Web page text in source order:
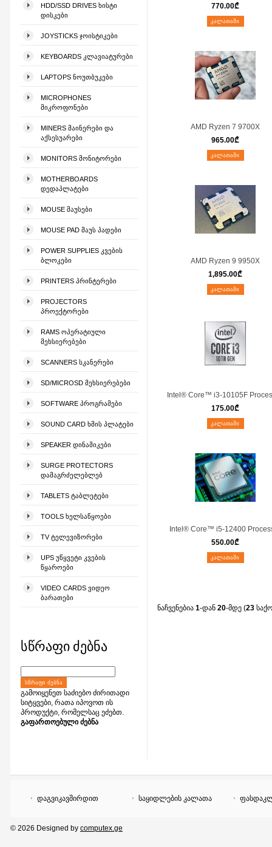
HDD/SSD DRIVES ᲮᲘᲡᲢᲘ
ᲓᲘᲡᲙᲔᲑᲘ
JOYSTICKS ᲯᲝᲘᲡᲢᲘᲙᲔᲑᲘ
KEYBOARDS ᲙᲚᲐᲕᲘᲐᲢᲣᲠᲔᲑᲘ
LAPTOPS ᲜᲝᲣᲗᲑᲣᲙᲔᲑᲘ
MICROPHONES
ᲛᲘᲙᲠᲝᲤᲝᲜᲔᲑᲘ
MINERS ᲛᲐᲘᲜᲔᲠᲔᲑᲘ ᲓᲐ
ᲐᲥᲡᲔᲡᲣᲐᲠᲔᲑᲘ
MONITORS ᲛᲝᲜᲘᲢᲝᲠᲔᲑᲘ
MOTHERBOARDS
ᲓᲔᲓᲐᲞᲚᲐᲢᲔᲑᲘ
MOUSE ᲛᲐᲣᲡᲔᲑᲘ
MOUSE PAD ᲛᲐᲣᲡ ᲞᲐᲓᲔᲑᲘ
POWER SUPPLIES ᲙᲕᲔᲑᲘᲡ
ᲑᲚᲝᲙᲔᲑᲘ
PRINTERS ᲞᲠᲘᲜᲢᲔᲠᲔᲑᲘ
PROJECTORS
ᲞᲠᲝᲔᲥᲢᲝᲠᲔᲑᲘ
RAMS ᲝᲞᲔᲠᲐᲢᲘᲣᲚᲘ
ᲛᲔᲮᲡᲘᲔᲠᲔᲑᲔᲑᲘ
SCANNERS ᲡᲙᲐᲜᲔᲠᲔᲑᲘ
SD/MICROSD ᲛᲔᲮᲡᲘᲔᲠᲔᲑᲔᲑᲘ
SOFTWARE ᲞᲠᲝᲒᲠᲐᲛᲔᲑᲘ
SOUND CARD ᲮᲛᲘᲡ ᲞᲚᲐᲢᲔᲑᲘ
SPEAKER ᲓᲘᲜᲐᲛᲘᲙᲔᲑᲘ
SURGE PROTECTORS
ᲓᲐᲛᲐᲒᲠᲫᲔᲚᲔᲑᲚᲔᲑ
TABLETS ᲢᲐᲑᲚᲔᲢᲔᲑᲘ
TOOLS ᲮᲔᲚᲡᲐᲬᲧᲝᲔᲑᲘ
TV ᲢᲔᲚᲔᲕᲘᲖᲝᲠᲔᲑᲘ
UPS ᲣᲬᲧᲕᲔᲢᲘ ᲙᲕᲔᲑᲘᲡ
ᲬᲧᲐᲠᲝᲔᲑᲘ
VIDEO CARDS ᲕᲘᲓᲔᲝ
ᲑᲐᲠᲐᲗᲔᲑᲘ
სწრაფი ძებნა
ᲡᲬᲠᲐᲤᲘ ᲫᲔᲑᲜᲐ
გამოიყენეთ საძიებო ძირითადი
სიტყვები, რათა იპოვოთ ის
პროდუქტი, რომელსაც ეძებთ.
გაფართოებული ძებნა
770.00₾
ᲙᲐᲚᲐᲗᲐᲨᲘ
AMD Ryzen 7 9700X
965.00₾
ᲙᲐᲚᲐᲗᲐᲨᲘ
AMD Ryzen 9 9950X
1,895.00₾
ᲙᲐᲚᲐᲗᲐᲨᲘ
Intel® Core™ i3-10105F
175.00₾
ᲙᲐᲚᲐᲗᲐᲨᲘ
Intel® Core™ i5-12400
550.00₾
ᲙᲐᲚᲐᲗᲐᲨᲘ
ნაჩვენებია 1-დან 20-მდე (23
დაგვიკავშირდით საყიდლების კალათა
© 2026 Designed by computex.ge